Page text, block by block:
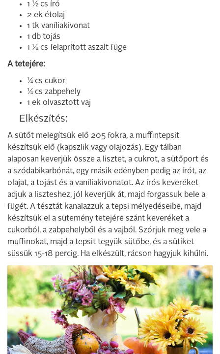
1 ½ cs író
2 ek étolaj
1 tk vaníliakivonat
1 db tojás
1 ½ cs felaprított aszalt füge
A tetejére:
¼ cs cukor
¼ cs zabpehely
1 ek olvasztott vaj
Elkészítés:
A sütőt melegítsük elő 205 fokra, a muffintepsit
készítsük elő (kapszlik vagy olajozás). Egy tálban
alaposan keverjük össze a lisztet, a cukrot, a sütőport és
a szódabikarbónát, egy másik edényben pedig az írót, az
olajat, a tojást és a vaníliakivonatot. Az írós keveréket
adjuk a liszteshez, jól keverjük át, majd forgassuk bele a
fügét. A tésztát kanalazzuk a tepsi mélyedéseibe, majd
készítsük el a sütemény tetejére szánt keveréket a
cukorból, a zabpehelyből és a vajból. Szórjuk meg vele a
muffinokat, majd a tepsit tegyük sütőbe, és a sütiket
süssük 15-18 percig. Ha elkészült, rácson hagyjuk kihűlni.